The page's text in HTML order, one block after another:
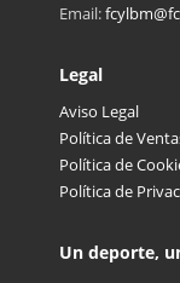
Email:
Legal
Aviso Legal
Política de
Política de
Política de
Un deporte,